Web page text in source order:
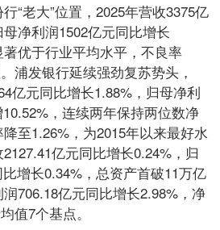
“老大”位置，2025年营收3375亿
净利润1502亿元同比增长
优于行业平均水平，不良率
浦发银行延续强劲复苏势头，
亿元同比增长1.88%，归母净利
，连续两年保持两位数净
至1.26%，为2015年以来最好水
亿元同比增长0.24%，归
增长0.34%，总资产首破11万亿
706.18亿元同比增长2.98%，净
值7个基点。